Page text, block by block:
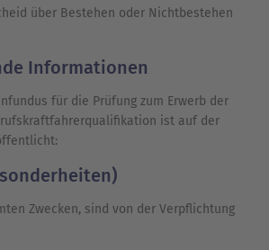
über Bestehen oder Nichtbestehen
Informationen
für die Prüfung zum Erwerb der
ist auf der
Zwecken, sind von der Verpflichtung